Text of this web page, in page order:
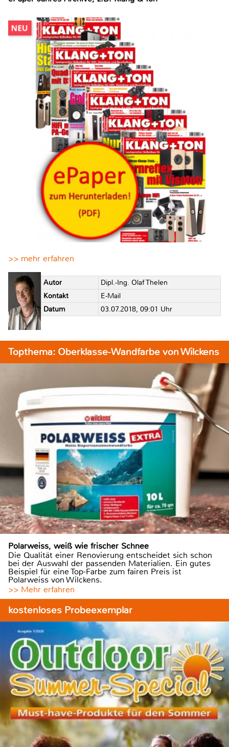
>> mehr erfahren
Autor
Dipl.-Ing. Olaf Thelen
Kontakt
E-Mail
Datum
03.07.2018, 09:01 Uhr
Topthema: Oberklasse-Wandfarbe von Wilckens
Polarweiss, weiß wie frischer Schnee
Die Qualität einer Renovierung entscheidet sich schon
bei der Auswahl der passenden Materialien. Ein gutes
Beispiel für eine Top-Farbe zum fairen Preis ist
Polarweiss von Wilckens.
>> Mehr erfahren
kostenloses Probeexemplar